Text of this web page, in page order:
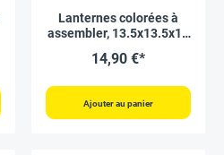
Lanternes colorées à
assembler, 13.5x13.5x18
14,90 €*
Ajouter au panier